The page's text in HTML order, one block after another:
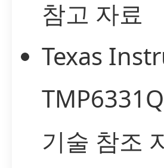
참고 자료
Texas
기술 참조